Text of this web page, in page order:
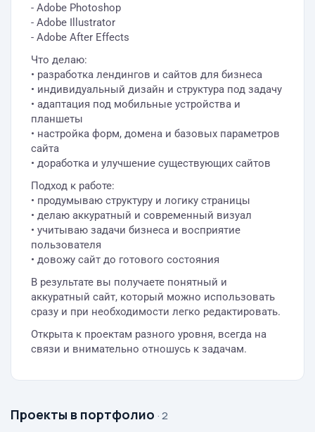
- Adobe Photoshop
- Adobe Illustrator
- Adobe After Effects
Что делаю:
• разработка лендингов и сайтов для бизнеса
• индивидуальный дизайн и структура под задачу
• адаптация под мобильные устройства и
планшеты
• настройка форм, домена и базовых параметров
сайта
• доработка и улучшение существующих сайтов
Подход к работе:
• продумываю структуру и логику страницы
• делаю аккуратный и современный визуал
• учитываю задачи бизнеса и восприятие
пользователя
• довожу сайт до готового состояния
В результате вы получаете понятный и
аккуратный сайт, который можно использовать
сразу и при необходимости легко редактировать.
Открыта к проектам разного уровня, всегда на
связи и внимательно отношусь к задачам.
Проекты в портфолио · 2